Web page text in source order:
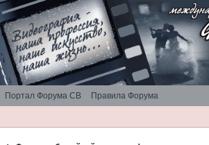
Портал Форума СВ Правила Форума